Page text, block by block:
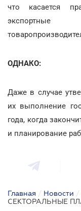
что касается
экспортные
ОДНАКО:
Даже в случае
их выполнение
года, когда
и планирование
Главная / Новости /
СЕКТОРАЛЬНЫЕ